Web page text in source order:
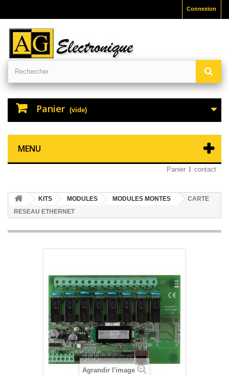
Connexion
Panier (vide)
MENU
Panier contact
KITS MODULES MODULES MONTES
CARTE
RESEAU ETHERNET
Agrandir l'image